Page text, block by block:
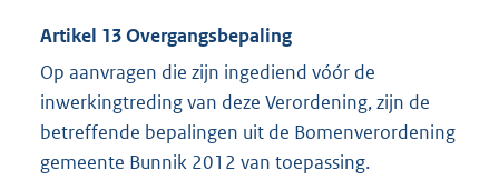
Artikel 13 Overgangsbepaling
Op aanvragen die zijn ingediend vóór de
inwerkingtreding van deze Verordening, zijn de
betreffende bepalingen uit de Bomenverordening
gemeente Bunnik 2012 van toepassing.